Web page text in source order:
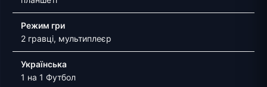
Режим гри
2 гравці, мультиплеєр
Українська
1 на 1 Футбол